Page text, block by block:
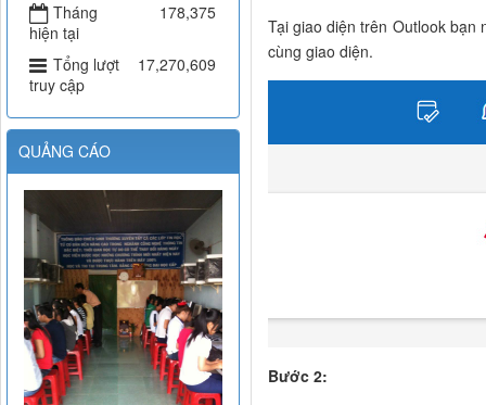
Tại giao diện trên Outlook bạn
cùng giao diện.
Bước 2:
Tháng
hiện tại
178,375
Tổng lượt
truy cập
17,270,609
QUẢNG CÁO